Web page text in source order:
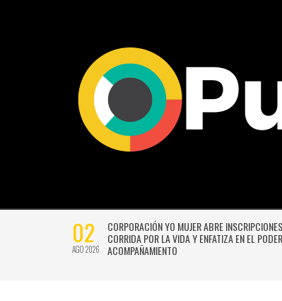
02
AGO 2026
CORPORACIÓN YO MUJER ABRE
CORRIDA POR LA VIDA Y ENFATIZA EN EL
ACOMPAÑAMIENTO